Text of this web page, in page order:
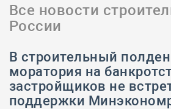
Все новости
России
В строительный
моратория на
застройщиков не
поддержки